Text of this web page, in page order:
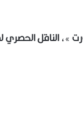
الناقل الحصري